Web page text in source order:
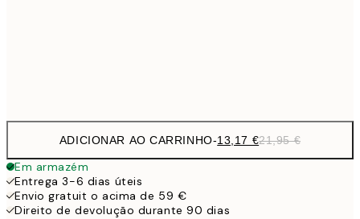
ADICIONAR AO CARRINHO-13,17 €21,95 €
Em armazém
Entrega 3-6 dias úteis
Envio gratuit o acima de 59 €
Direito de devolução durante 90 dias